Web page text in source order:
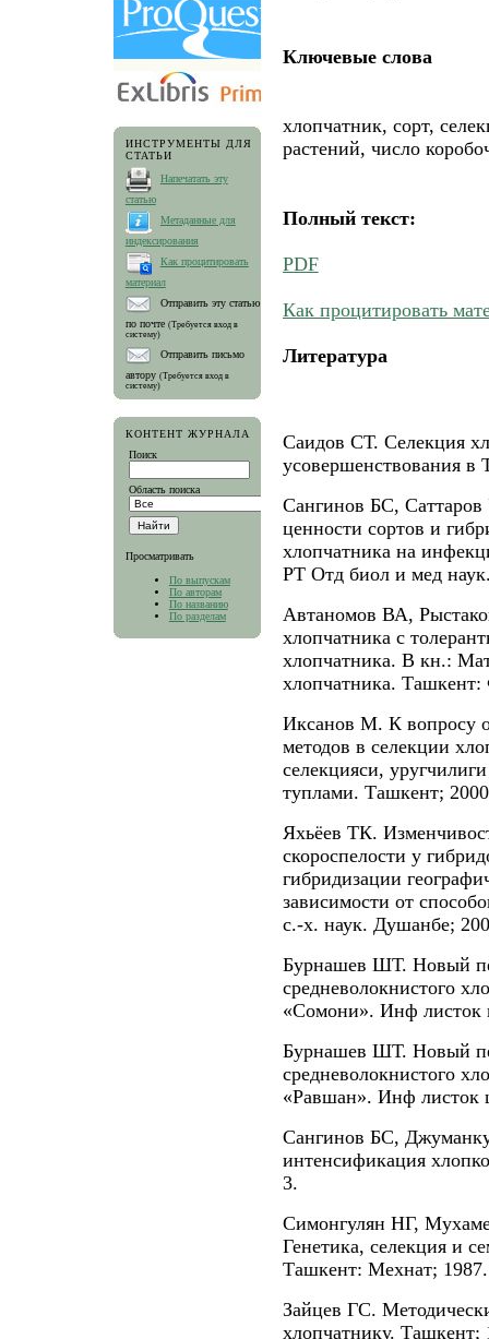
ИНСТРУМЕНТЫ ДЛЯ
СТАТЬИ
Напечатать эту
статью
Метаданные для
индексирования
Как процитировать
материал
Отправить эту статью
по почте (Требуется вход в
систему)
Отправить письмо
автору (Требуется вход в
систему)
КОНТЕНТ ЖУРНАЛА
Поиск
Область поиска
Просматривать
По выпускам
По авторам
По названию
По разделам
Ключевые слова
хлопчатник, сорт,
растений, число
Полный текст:
PDF
Как процитировать
Литература
Саидов СТ. Селекция
усовершенствования
Сангинов БС,
ценности сортов и
хлопчатника на
РТ Отд биол и мед
Автаномов ВА,
хлопчатника с
хлопчатника. В кн.:
хлопчатника.
Иксанов М. К вопросу о
методов в селекции
селекцияси,
туплами. Ташкент;
Яхьёев ТК.
скороспелости у
гибридизации
зависимости от
с.-х. наук. Душанбе;
Бурнашев ШТ. Новый
средневолокнистого
«Сомони». Инф листок
Бурнашев ШТ. Новый
средневолокнистого
«Равшан». Инф листок
Сангинов БС,
интенсификация
3.
Симонгулян НГ,
Генетика, селекция и
Ташкент: Мехнат; 1987.
Зайцев ГС.
хлопчатнику. Ташкент;